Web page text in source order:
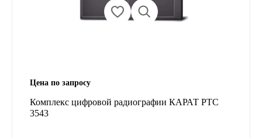
Цена по запросу
Комплекс цифровой радиографии КАРАТ РТС
3543